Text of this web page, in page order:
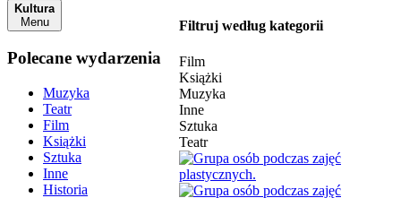
Kultura
Menu
Polecane wydarzenia
Muzyka
Teatr
Film
Książki
Sztuka
Inne
Historia
Filtruj według kategorii
Film
Książki
Muzyka
Inne
Sztuka
Teatr